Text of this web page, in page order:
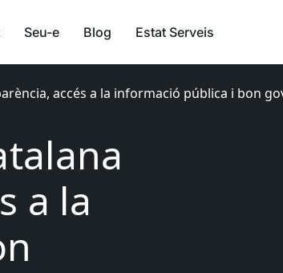
Seu-e Blog Estat Serveis
accés a la informació pública i bon
a la